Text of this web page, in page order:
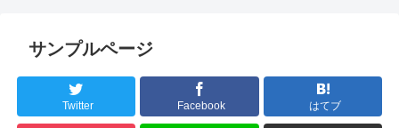
サンプルページ
Twitter Facebook はてブ